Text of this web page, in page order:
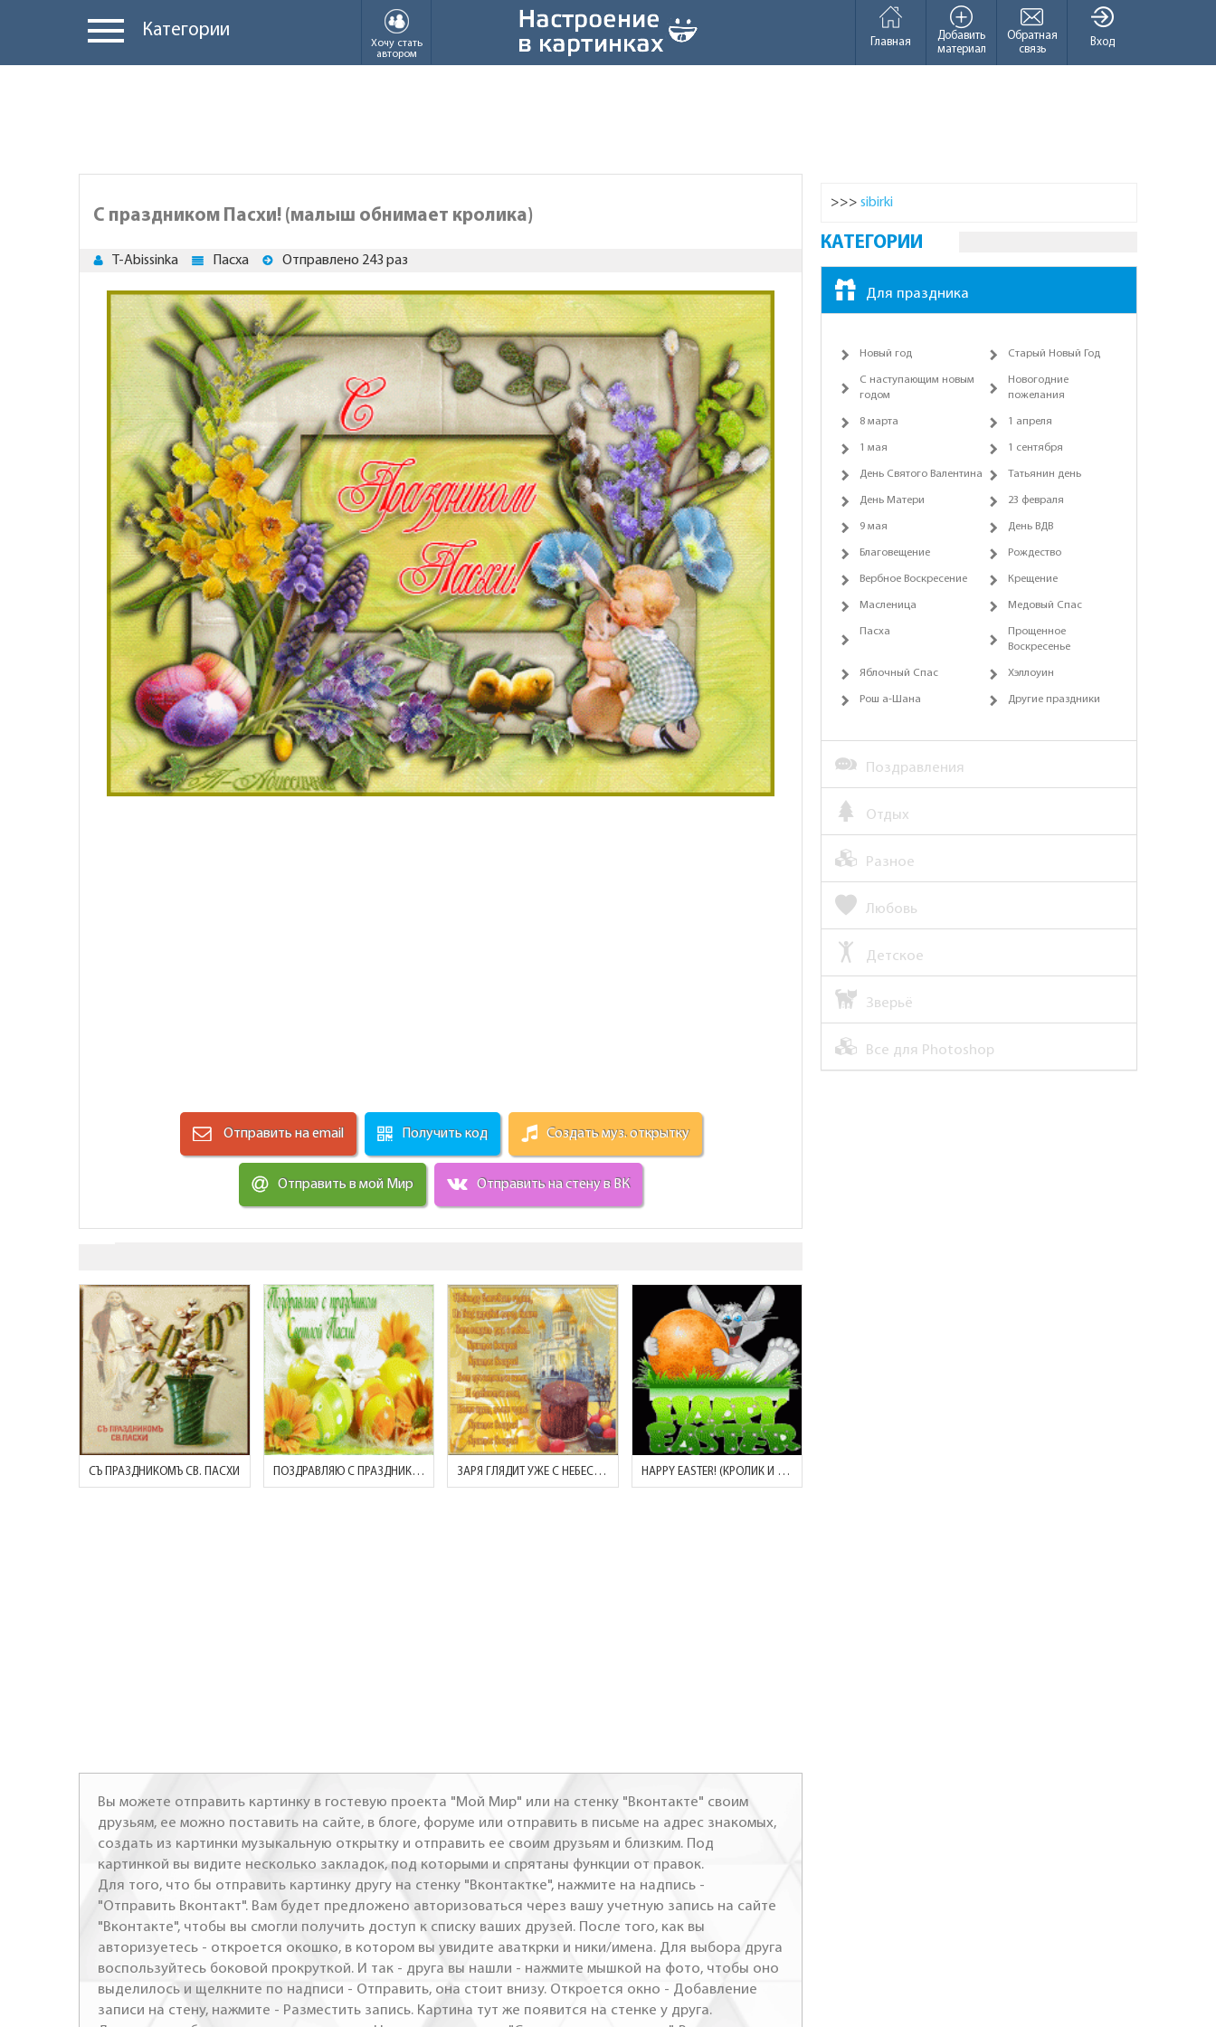
Категории
Хочу стать
автором
Вход
Обратная
связь
Добавить
материал
Главная
С праздником Пасхи! (малыш обнимает кролика)
T-Abissinka Пасха Отправлено 243 раз
Отправить на email Получить код Создать муз. открытку
Отправить в мой Мир Отправить на стену в ВК
СЪ ПРАЗДНИКОМЪ СВ. ПАСХИ ПОЗДРАВЛЯЮ С ПРАЗДНИКОМ СВЕТЛОЙ ПАСХИ! ЗАРЯ ГЛЯДИТ УЖЕ С НЕБЕС..ХРИСТОС ВОСКРЕС! HAPPY EASTER! (КРОЛИК И ЯЙЦО))
Вы можете отправить картинку в гостевую проекта "Мой Мир" или на стенку "Вконтакте" своим
друзьям, ее можно поставить на сайте, в блоге, форуме или отправить в письме на адрес знакомых,
создать из картинки музыкальную открытку и отправить ее своим друзьям и близким. Под
картинкой вы видите несколько закладок, под которыми и спрятаны функции от правок.
Для того, что бы отправить картинку другу на стенку "Вконтактке", нажмите на надпись -
"Отправить Вконтакт". Вам будет предложено авторизоваться через вашу учетную запись на сайте
"Вконтакте", чтобы вы смогли получить доступ к списку ваших друзей. После того, как вы
авторизуетесь - откроется окошко, в котором вы увидите аваткрки и ники/имена. Для выбора друга
воспользуйтесь боковой прокруткой. И так - друга вы нашли - нажмите мышкой на фото, чтобы оно
выделилось и щелкните по надписи - Отправить, она стоит внизу. Откроется окно - Добавление
записи на стену, нажмите - Разместить запись. Картина тут же появится на стенке у друга.
>>> sibirki
КАТЕГОРИИ
Для праздника
Новый год Старый Новый Год
С наступающим новым
годом
Новогодние
пожелания
8 марта 1 апреля
1 мая 1 сентября
День Святого Валентина Татьянин день
День Матери 23 февраля
9 мая День ВДВ
Благовещение Рождество
Вербное Воскресение Крещение
Масленица Медовый Спас
Пасха
Прощенное
Воскресенье
Яблочный Спас Хэллоуин
Рош а-Шана Другие праздники
Поздравления
Отдых
Разное
Любовь
Детское
Зверьё
Все для Photoshop